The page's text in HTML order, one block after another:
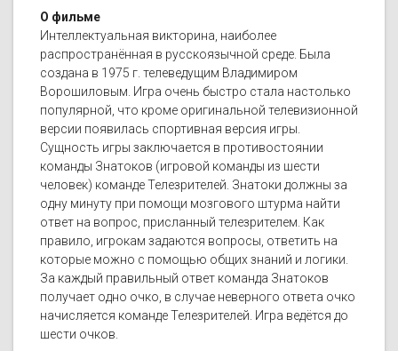
О фильме
Интеллектуальная викторина, наиболее
распространённая в русскоязычной среде. Была
создана в 1975 г. телеведущим Владимиром
Ворошиловым. Игра очень быстро стала настолько
популярной, что кроме оригинальной телевизионной
версии появилась спортивная версия игры.
Сущность игры заключается в противостоянии
команды Знатоков (игровой команды из шести
человек) команде Телезрителей. Знатоки должны за
одну минуту при помощи мозгового штурма найти
ответ на вопрос, присланный телезрителем. Как
правило, игрокам задаются вопросы, ответить на
которые можно с помощью общих знаний и логики.
За каждый правильный ответ команда Знатоков
получает одно очко, в случае неверного ответа очко
начисляется команде Телезрителей. Игра ведётся до
шести очков.